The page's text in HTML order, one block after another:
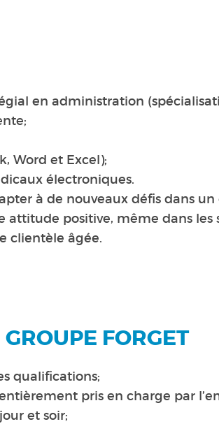
en administration
Word et Excel);
électroniques.
à de nouveaux défis dans
attitude positive, même dans les
clientèle âgée.
FORGET
qualifications;
pris en charge par
et soir;